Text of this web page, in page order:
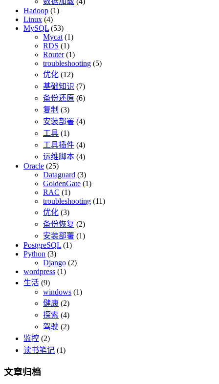
Hadoop (1)
Linux (4)
MySQL (53)
Mycat (1)
RDS (1)
Router(1)
troubleshooting (5)
优化 (12)
基础知识 (7)
备份还原 (6)
复制 (3)
安装部署 (4)
工具 (1)
工具插件 (4)
运维脚本 (4)
Oracle (25)
Dataguard (3)
GoldenGate (1)
RAC (1)
troubleshooting (11)
优化 (3)
备份恢复 (2)
安装部署 (1)
PostgreSQL (1)
Python (3)
Django (2)
wordpress (1)
生活 (9)
windows (1)
健康 (2)
探索 (4)
驾驶 (2)
监控 (2)
读书笔记 (1)
文章归档